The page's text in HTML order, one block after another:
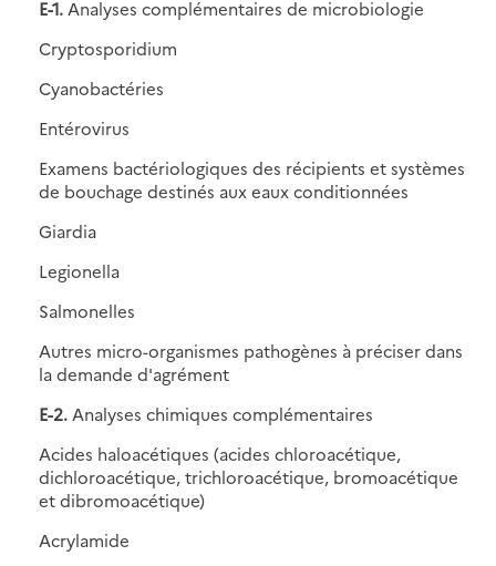
E-1. Analyses complémentaires de microbiologie
Cryptosporidium
Cyanobactéries
Entérovirus
Examens bactériologiques des récipients et systèmes
de bouchage destinés aux eaux conditionnées
Giardia
Legionella
Salmonelles
Autres micro-organismes pathogènes à préciser dans
la demande d'agrément
E-2. Analyses chimiques complémentaires
Acides haloacétiques (acides chloroacétique,
dichloroacétique, trichloroacétique, bromoacétique
et dibromoacétique)
Acrylamide